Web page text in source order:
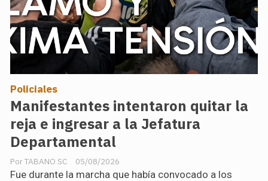
Manifestantes intentaron quitar la
reja e ingresar a la Jefatura
Departamental
TABANO SC
Policiales
05/08/2026
Fue durante la marcha que había convocado a los